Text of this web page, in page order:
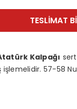
TESLIMAT
Kalpağı
57-58